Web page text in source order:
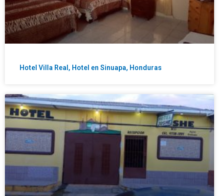
Hotel Villa Real, Hotel en Sinuapa, Honduras